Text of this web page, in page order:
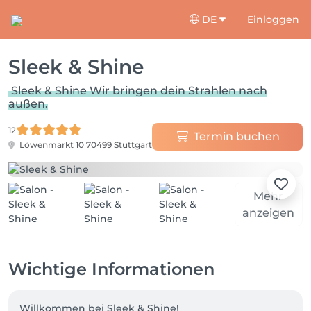
DE Einloggen
Sleek & Shine
Sleek & Shine Wir bringen dein Strahlen nach
außen.
12
Löwenmarkt 10 70499 Stuttgart
Termin buchen
Mehr
anzeigen
Wichtige Informationen
Willkommen bei Sleek & Shine!